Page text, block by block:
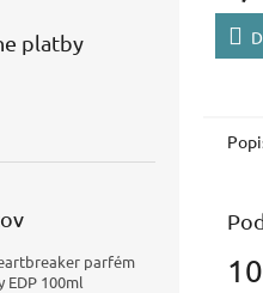
platby
parfém
EDP 100ml